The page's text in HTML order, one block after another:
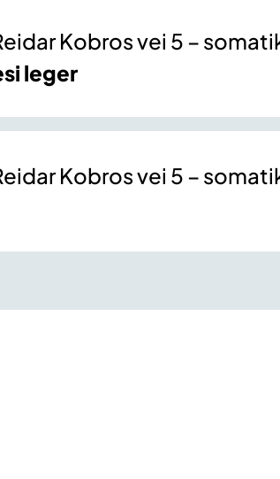
Kobros vei 5 –
leger
Kobros vei 5 –